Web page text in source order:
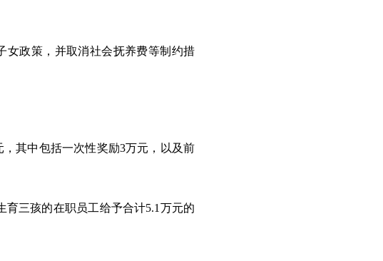
女政策，并取消社会抚养费等制约措
其中包括一次性奖励3万元，以及前
育三孩的在职员工给予合计5.1万元的